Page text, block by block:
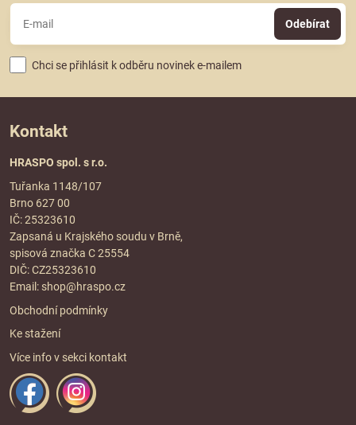
Odebírat
Chci se přihlásit k odběru novinek e-mailem
Kontakt
HRASPO spol. s r.o.
Tuřanka 1148/107
Brno 627 00
IČ: 25323610
Zapsaná u Krajského soudu v Brně,
spisová značka C 25554
DIČ: CZ25323610
Email: shop@hraspo.cz
Obchodní podmínky
Ke stažení
Více info v sekci kontakt